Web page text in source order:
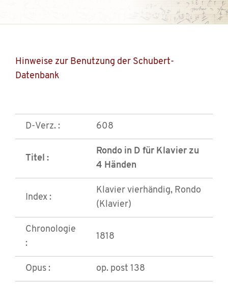
Hinweise zur Benutzung der Schubert-
Datenbank
D-Verz. : 608
Titel :
Rondo in D für Klavier zu
4 Händen
Index :
Klavier vierhändig, Rondo
(Klavier)
Chronologie
:
1818
Opus : op. post 138